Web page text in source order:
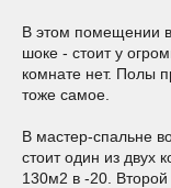
В этом помещении
шоке - стоит у
комнате нет. Полы
тоже самое.
В мастер-спальне
стоит один из двух
130м2 в -20. Второй